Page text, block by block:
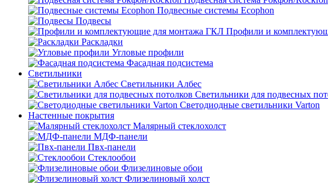
Подвесные системы Ecophon
Подвесы
Профили и
Раскладки
Угловые профили
Фасадная подсистема
Светильники
Светильники Албес
Светильники для подвесных
Светодиодные светильники Varton
Настенные покрытия
Малярный стеклохолст
МДФ-панели
Пвх-панели
Стеклообои
Флизелиновые обои
Флизелиновый холст